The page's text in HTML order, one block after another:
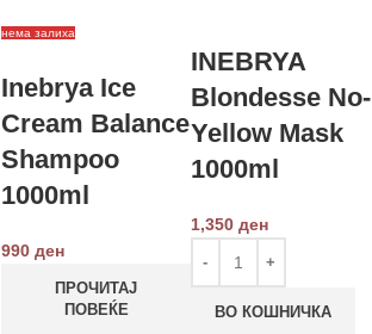
нема залиха
Inebrya Ice
Cream Balance
Shampoo
1000ml
990ден
ПРОЧИТАЈ
ПОВЕЌЕ
INEBRYA
Blondesse No-
Yellow Mask
1000ml
1,350 ден
ВО КОШНИЧКА